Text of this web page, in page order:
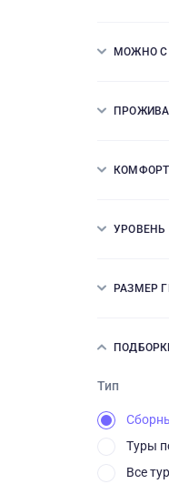
МОЖНО С
УРОВЕНЬ
РАЗМЕР
Тип
Туры
Все